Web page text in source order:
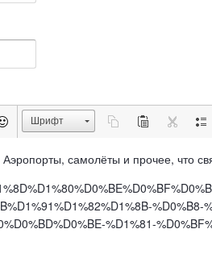
Шрифт
самолёты и прочее, что
%D1%81-